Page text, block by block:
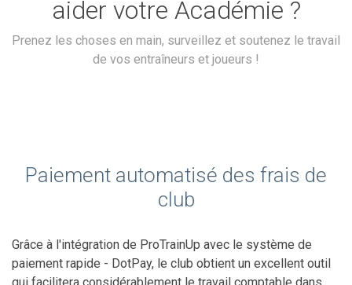
aider votre Académie ?
Prenez les choses en main, surveillez et soutenez le travail
de vos entraîneurs et joueurs !
Paiement automatisé des frais de
club
Grâce à l'intégration de ProTrainUp avec le système de
paiement rapide - DotPay, le club obtient un excellent outil